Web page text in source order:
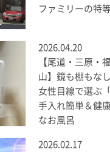
ファミリーの特
2026.04.20
【尾道・三原・福
山】鏡も棚もなし
女性目線で選ぶ
手入れ簡単＆健康
なお風呂
2026.02.17